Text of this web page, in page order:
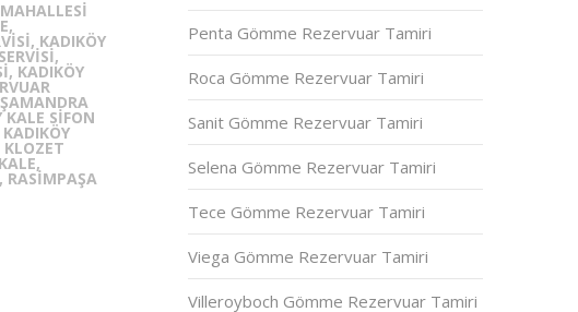
KADIKÖY
KADIKÖY
KALE SIFON
KLOZET
RASIMPAŞA
Penta Gömme Rezervuar Tamiri
Roca Gömme Rezervuar Tamiri
Sanit Gömme Rezervuar Tamiri
Selena Gömme Rezervuar Tamiri
Tece Gömme Rezervuar Tamiri
Viega Gömme Rezervuar Tamiri
Villeroyboch Gömme Rezervuar Tamiri